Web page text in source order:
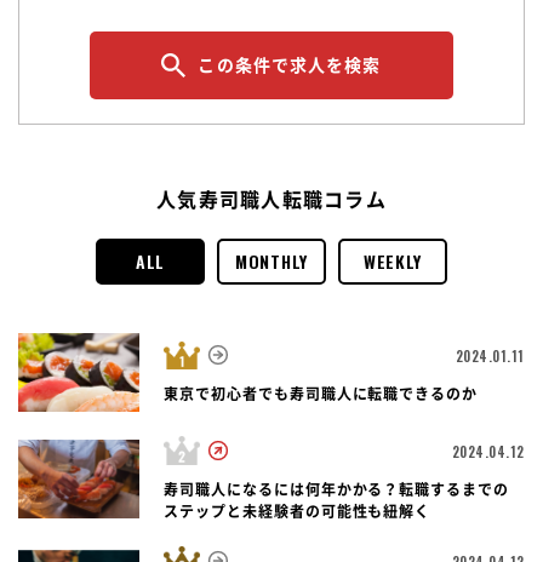
この条件で求人を検索
人気寿司職人転職コラム
ALL MONTHLY WEEKLY
2024.01.11
東京で初心者でも寿司職人に転職できるのか
2024.04.12
寿司職人になるには何年かかる？転職するまでの
ステップと未経験者の可能性も紐解く